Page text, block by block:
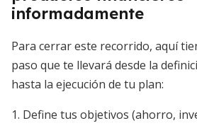
informadamente
Para cerrar este recorrido, aquí
paso que te llevará desde la
hasta la ejecución de tu plan:
1. Define tus objetivos (ahorro,